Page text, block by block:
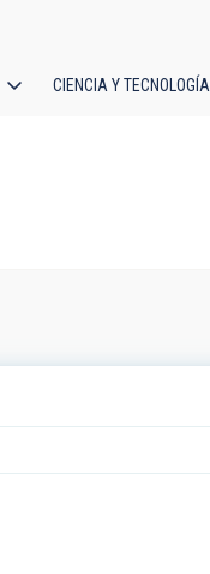
CIENCIA Y TECNOLOGÍA